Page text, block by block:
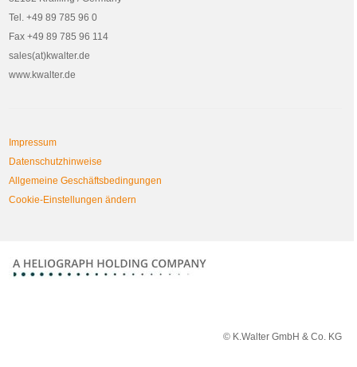
Tel. +49 89 785 96 0
Fax +49 89 785 96 114
sales(at)kwalter.de
www.kwalter.de
Impressum
Datenschutzhinweise
Allgemeine Geschäftsbedingungen
Cookie-Einstellungen ändern
© K.Walter GmbH & Co. KG